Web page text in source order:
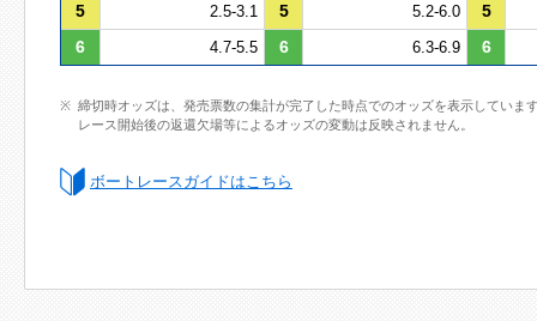
5
2.5-3.1 5 5.2-6.0
5
6
4.7-5.5 6 6.3-6.9 6
締切時オッズは、発売票数の集計が完了した時点でのオッズを表示していま
レース開始後の返還欠場等によるオッズの変動は反映されません。
ボートレースガイドはこちら